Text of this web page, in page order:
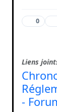
0
Liens
-